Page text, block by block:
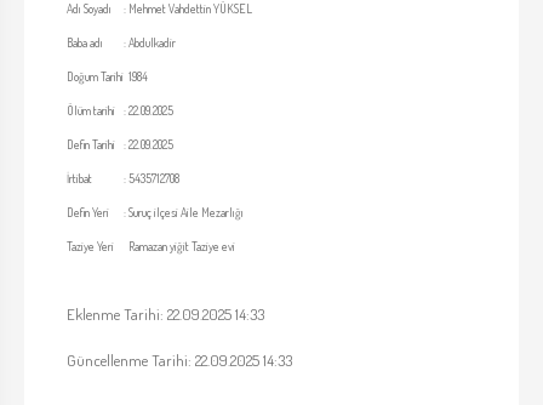
Adı Soyadı : Mehmet Vahdettin YÜKSEL
Baba adı :Abdulkadir
Doğum Tarihi 1984
Ölüm tarihi :22.09.2025
Defin Tarihi :22.09.2025
İrtibat :5435712708
Defin Yeri :Suruç ilçesi Aile Mezarlığı
Taziye Yeri Ramazan yiğit Taziye evi
Eklenme Tarihi: 22.09.2025 14:33
Güncellenme Tarihi: 22.09.2025 14:33